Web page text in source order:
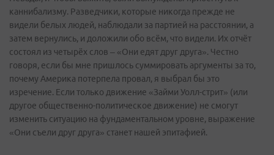
каннибализму. Разведчики, которые никогда прежде не
видели белых людей, наблюдали за партией на расстоянии, а
затем вернулись, и доложили обо всём, что видели. Их отчёт
состоял из четырёх слов – «Они едят друг друга». Честно
говоря, если бы мне пришлось суммировать аргументы за то,
почему Америка потерпела провал, я выбрал бы это
изречение. Если только движение «Займи Уолл-стрит» (или
другое общественно-политическое движение) не смогут
изменить ситуацию на фундаментальном уровне, выражение
«Они съели друг друга» станет нашей эпитафией.